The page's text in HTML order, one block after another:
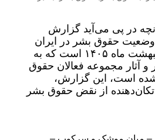
در پی می‌آید گزارش
وضعیت حقوق بشر در ایران
در دوره زمانی اردیبهشت ماه ۱۴۰۵ است که به
و آثار مجموعه فعالان حقوق
شده است، این گزارش،
از نقض حقوق بشر